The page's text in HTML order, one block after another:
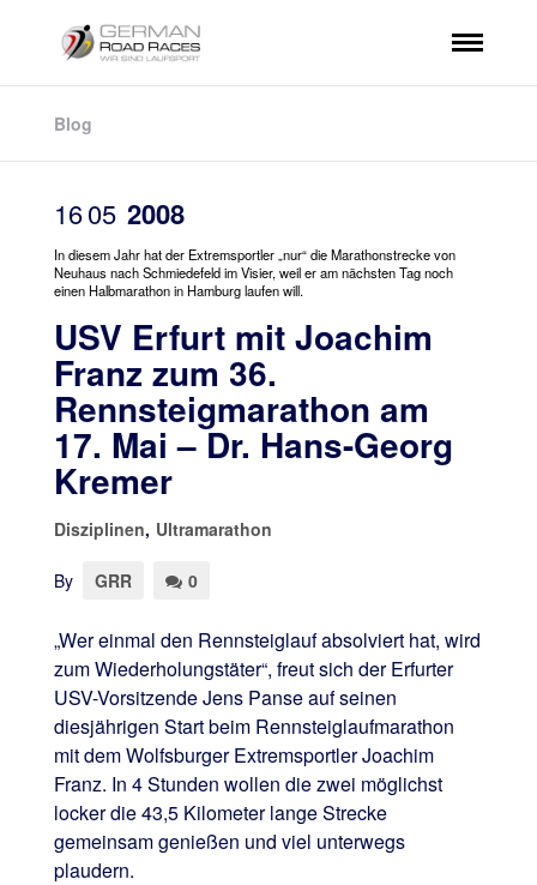
Blog
1605 2008
In diesem Jahr hat der Extremsportler „nur“ die Marathonstrecke von
Neuhaus nach Schmiedefeld im Visier, weil er am nächsten Tag noch
einen Halbmarathon in Hamburg laufen will.
USV Erfurt mit Joachim
Franz zum 36.
Rennsteigmarathon am
17. Mai – Dr. Hans-Georg
Kremer
Disziplinen, Ultramarathon
By GRR 0
„Wer einmal den Rennsteiglauf absolviert hat, wird
zum Wiederholungstäter“, freut sich der Erfurter
USV-Vorsitzende Jens Panse auf seinen
diesjährigen Start beim Rennsteiglaufmarathon
mit dem Wolfsburger Extremsportler Joachim
Franz. In 4 Stunden wollen die zwei möglichst
locker die 43,5 Kilometer lange Strecke
gemeinsam genießen und viel unterwegs
plaudern.